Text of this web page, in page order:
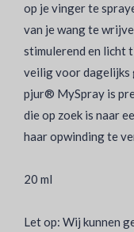
op je vinger te
van je wang te
stimulerend en licht
veilig voor dagelijks
pjur® MySpray is
die op zoek is naar
haar opwinding te
20 ml
Let op: Wij kunnen